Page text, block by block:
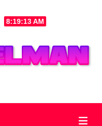
8:19:14 AM